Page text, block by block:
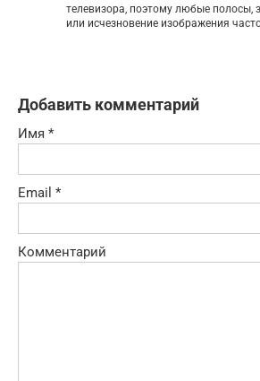
телевизора, поэтому любые полосы,
или исчезновение изображения
Добавить комментарий
Имя *
Email *
Комментарий